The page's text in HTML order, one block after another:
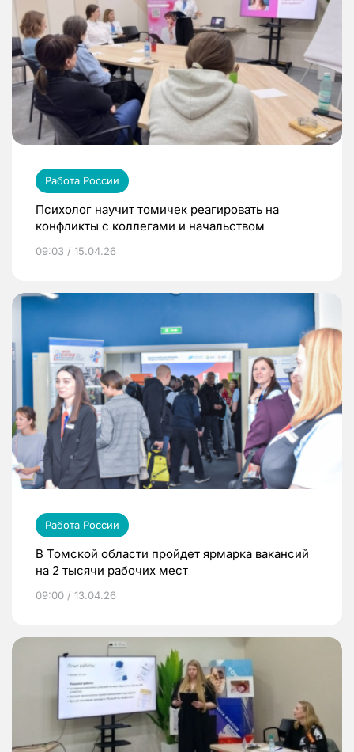
Работа России
Психолог научит томичек реагировать на
конфликты с коллегами и начальством
09:03 / 15.04.26
Работа России
В Томской области пройдет ярмарка вакансий
на 2 тысячи рабочих мест
09:00 / 13.04.26